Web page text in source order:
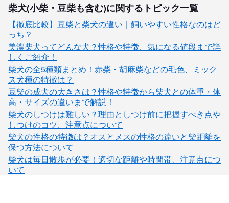
柴犬(小柴・豆柴も含む)に関するトピック一覧
【徹底比較】豆柴と柴犬の違い｜飼いやすい性格なのはど
っち？
美濃柴犬ってどんな犬？性格や特徴、気になる値段まで詳
しくご紹介！
柴犬の全5種類まとめ！赤柴・胡麻柴などの毛色、ミック
ス犬種の特徴は？
豆柴の成犬の大きさは？性格や特徴から柴犬との体重・体
高・サイズの違いまで解説！
柴犬のしつけは難しい？理由としつけ前に把握すべき点や
しつけのコツ、注意点について
柴犬の性格の特徴は？オスとメスの性格の違いと柴距離を
保つ方法について
柴犬は毎日散歩が必要！適切な距離や時間帯、注意点につ
いて